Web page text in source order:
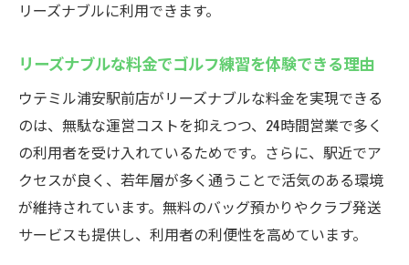
ルの利点
ールの強み
働く世代に選ばれるインドアゴルフスクー
ルの秘密
柔軟なスケジュールで通えるインドアゴル
フスクール
24時間営業のインドアゴルフスクールで時
間を有効活用
リーズナブルに利用できます。
リーズナブルな料金でゴルフ練習を体験できる理由
ウテミル浦安駅前店がリーズナブルな料金を実現できる
のは、無駄な運営コストを抑えつつ、24時間営業で多く
の利用者を受け入れているためです。さらに、駅近でア
クセスが良く、若年層が多く通うことで活気のある環境
が維持されています。無料のバッグ預かりやクラブ発送
サービスも提供し、利用者の利便性を高めています。